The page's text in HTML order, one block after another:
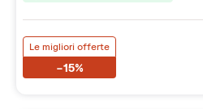
Le migliori offerte
-15%